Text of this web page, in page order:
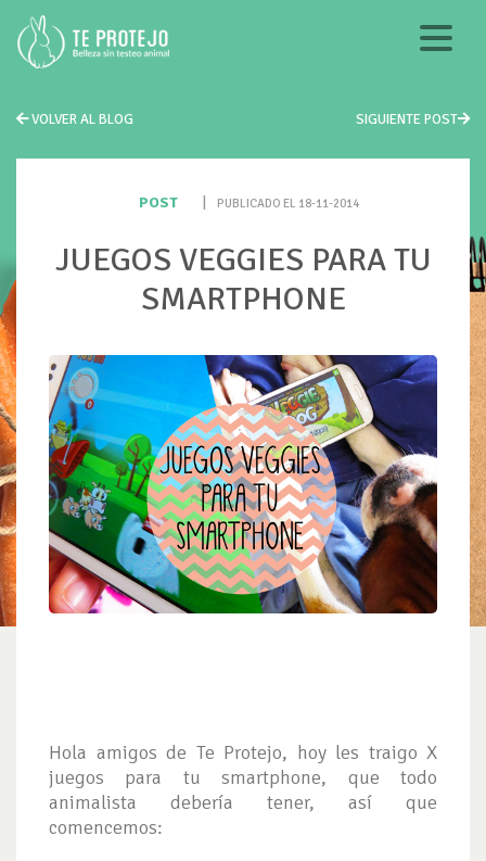
VOLVER AL BLOG SIGUIENTE POST
POST PUBLICADO EL 18-11-2014
JUEGOS VEGGIES PARA TU
SMARTPHONE
Hola amigos de Te Protejo, hoy les traigo X
juegos para tu smartphone, que todo
animalista debería tener, así que
comencemos: